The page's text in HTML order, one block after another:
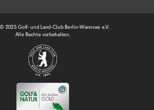
2025 Golf- und Land-Club Berlin-Wannsee e.V.
Alle Rechte vorbehalten.